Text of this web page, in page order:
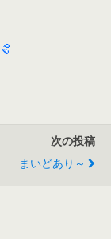
次の投稿
まいどあり～